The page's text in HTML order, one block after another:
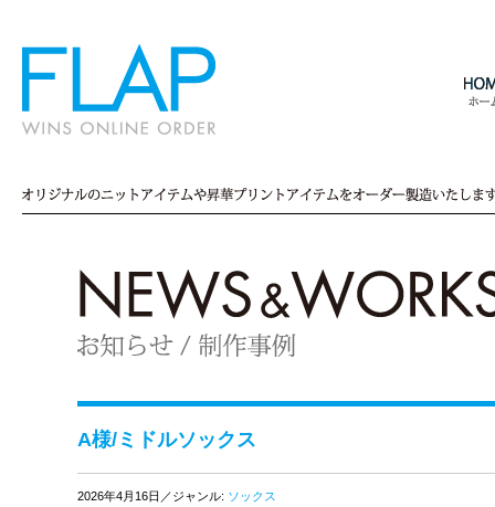
A様/ミドルソックス
2026年4月16日／ジャンル: ソックス